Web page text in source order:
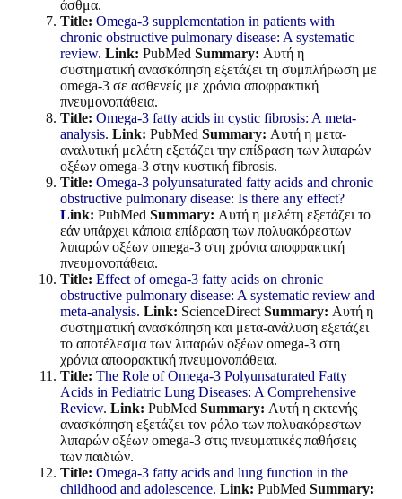
άσθμα.
Title: Omega-3 supplementation in patients with
chronic obstructive pulmonary disease: A systematic
review. Link: PubMed Summary: Αυτή η
συστηματική ανασκόπηση εξετάζει τη συμπλήρωση με
omega-3 σε ασθενείς με χρόνια αποφρακτική
πνευμονοπάθεια.
Title: Omega-3 fatty acids in cystic fibrosis: A meta-
analysis. Link: PubMed Summary: Αυτή η μετα-
αναλυτική μελέτη εξετάζει την επίδραση των λιπαρών
οξέων omega-3 στην κυστική fibrosis.
Title: Omega-3 polyunsaturated fatty acids and chronic
obstructive pulmonary disease: Is there any effect?
Link: PubMed Summary: Αυτή η μελέτη εξετάζει το
εάν υπάρχει κάποια επίδραση των πολυακόρεστων
λιπαρών οξέων omega-3 στη χρόνια αποφρακτική
πνευμονοπάθεια.
Title: Effect of omega-3 fatty acids on chronic
obstructive pulmonary disease: A systematic review and
meta-analysis. Link: ScienceDirect Summary: Αυτή η
συστηματική ανασκόπηση και μετα-ανάλυση εξετάζει
το αποτέλεσμα των λιπαρών οξέων omega-3 στη
χρόνια αποφρακτική πνευμονοπάθεια.
Title: The Role of Omega-3 Polyunsaturated Fatty
Acids in Pediatric Lung Diseases: A Comprehensive
Review. Link: PubMed Summary: Αυτή η εκτενής
ανασκόπηση εξετάζει τον ρόλο των πολυακόρεστων
λιπαρών οξέων omega-3 στις πνευματικές παθήσεις
των παιδιών.
Title: Omega-3 fatty acids and lung function in the
childhood and adolescence. Link: PubMed Summary: